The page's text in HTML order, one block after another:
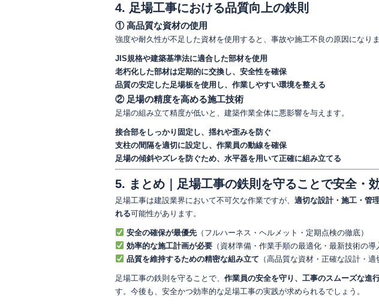
4. 足場工事における品質向上の鉄則
① 高品質な資材の使用
強度や耐久性が不足した資材を使用すると、事故や施工不良の原因になりま
JIS規格や建築基準法に適合した部材を使用
老朽化した部材は定期的に交換し、安全性を確保
品質の安定した足場板を使用し、作業しやすい環境を整える
② 足場の精度を高める施工技術
足場の組み立て精度が低いと、建築作業全体に悪影響を与えます。
接合部をしっかり固定し、揺れや歪みを防ぐ
支柱の間隔を適切に設定し、作業員の動線を確保
足場の傾斜やズレを防ぐため、水平器を用いて正確に組み立てる
5. まとめ｜足場工事の鉄則を守ることで安全・
足場工事は建設業界において不可欠な作業ですが、 適切な設計・施工・管
れる可能性があります。
安全の確保が最優先（フルハーネス・ヘルメット・定期点検の徹底）
効率的な施工計画が必要（資材準備・作業手順の最適化・最新技術の導
品質を維持するための精密な組み立て （高品質な資材・正確な設計・適
足場工事の鉄則を守ることで、 作業員の安全を守り、工事のスムーズな進
す。今後も、安全かつ効率的な足場工事の実践が求められるでしょう。